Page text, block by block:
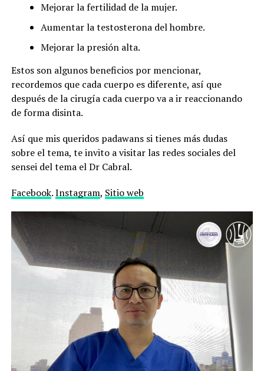
Mejorar la fertilidad de la mujer.
Aumentar la testosterona del hombre.
Mejorar la presión alta.
Estos son algunos beneficios por mencionar,
recordemos que cada cuerpo es diferente, así que
después de la cirugía cada cuerpo va a ir reaccionando
de forma disinta.
Así que mis queridos padawans si tienes más dudas
sobre el tema, te invito a visitar las redes sociales del
sensei del tema el Dr Cabral.
Facebook.Instagram, Sitio web